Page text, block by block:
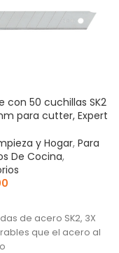
con 50 cuchillas SK2
para cutter, Expert
y Hogar, Para
De Cocina,
de acero SK2, 3X
que el acero al